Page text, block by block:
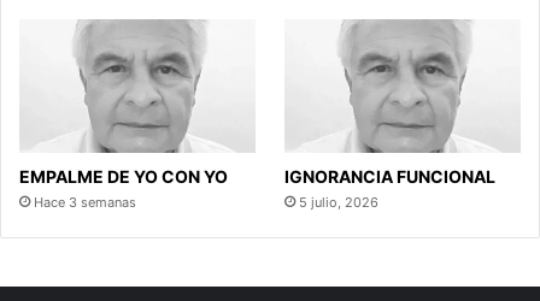
EMPALME DE YO CON YO
Hace 3 semanas
IGNORANCIA FUNCIONAL
5 julio, 2026